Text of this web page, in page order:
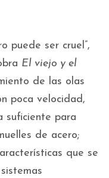
puede ser cruel”,
El viejo y el
de las olas
poca velocidad,
suficiente para
de acero;
que se